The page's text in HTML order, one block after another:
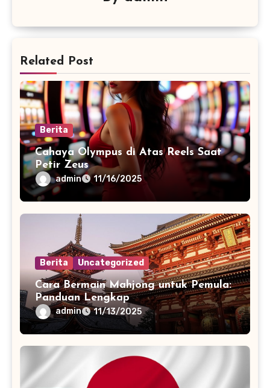
Related Post
Berita
Cahaya Olympus di Atas Reels Saat
Petir Zeus
admin 11/16/2025
Berita Uncategorized
Cara Bermain Mahjong untuk Pemula:
Panduan Lengkap
admin 11/13/2025